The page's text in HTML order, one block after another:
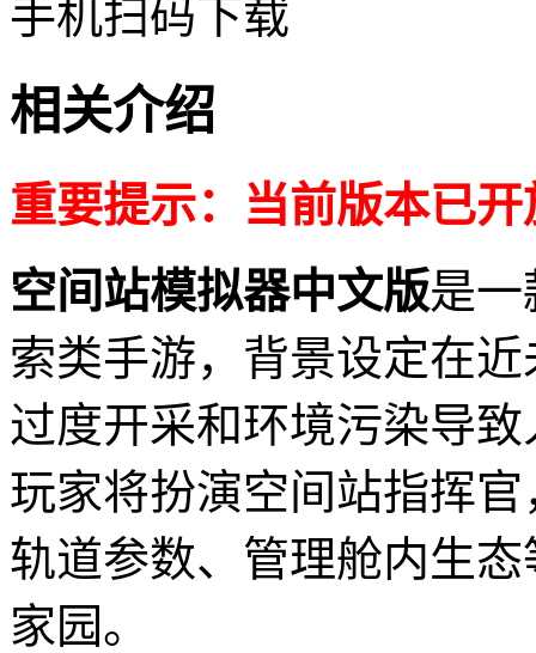
手机扫码下载
相关介绍
重要提示：当前版本已
空间站模拟器中文版是
索类手游，背景设定在
过度开采和环境污染导
玩家将扮演空间站指挥
轨道参数、管理舱内生
家园。